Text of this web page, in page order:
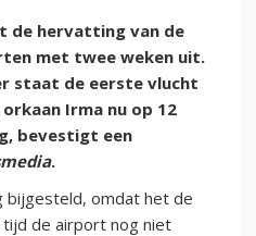
de hervatting van de
met twee weken uit.
staat de eerste vlucht
Irma nu op 12
bevestigt een
.
bijgesteld, omdat het de
de airport nog niet